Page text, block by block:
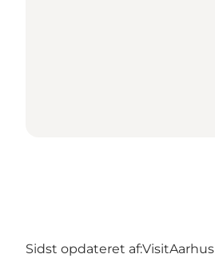
Sidst opdateret af:VisitAarhus